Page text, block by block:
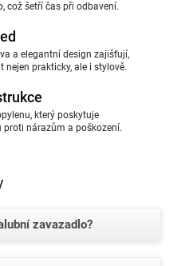
což šetří čas při odbavení.
a elegantní design zajišťují,
nejen prakticky, ale i stylově.
který poskytuje
proti nárazům a poškození.
zavazadlo?